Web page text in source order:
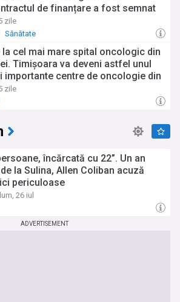
de finanțare a fost semnat
zile
Sănătate
cel mai mare spital oncologic din
Timișoara va deveni astfel unul
importante centre de oncologie din
zile
încărcată cu 22”. Un an
la Sulina, Allen Coliban acuză
periculoase
26 iul
ADVERTISEMENT